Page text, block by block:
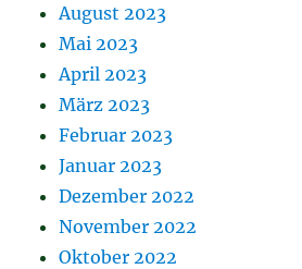
August 2023
Mai 2023
April 2023
März 2023
Februar 2023
Januar 2023
Dezember 2022
November 2022
Oktober 2022